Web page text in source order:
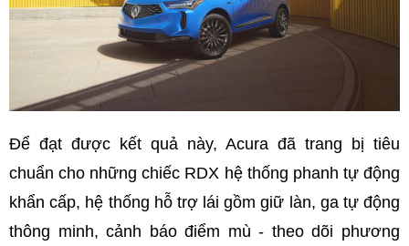
Để đạt được kết quả này, Acura đã trang bị tiêu
chuẩn cho những chiếc RDX hệ thống phanh tự động
khẩn cấp, hệ thống hỗ trợ lái gồm giữ làn, ga tự động
thông minh, cảnh báo điểm mù - theo dõi phương